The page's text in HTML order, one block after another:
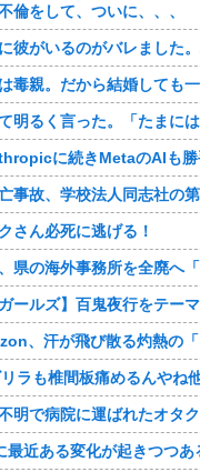
倫をして、ついに、、、
さん必死に逃げる！
ラも椎間板痛めるんやね
最近ある変化が起きつつあ